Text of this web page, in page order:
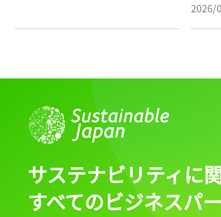
2026/
会員登録
サステナビリティに
すべてのビジネスパ